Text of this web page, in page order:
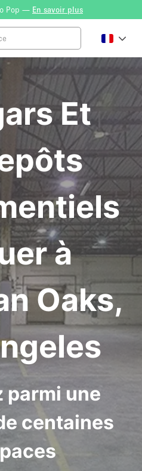
Pop — En savoir plus
Et
à
Oaks,
parmi une
centaines